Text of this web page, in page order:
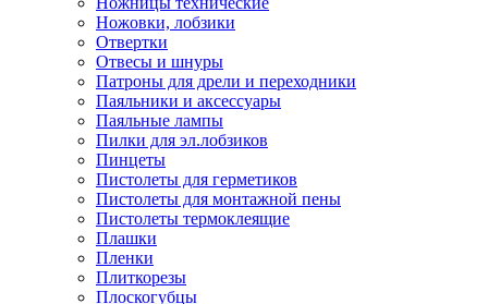
Ножовки, лобзики
Отвертки
Отвесы и шнуры
Патроны для дрели и переходники
Паяльники и аксессуары
Паяльные лампы
Пилки для эл.лобзиков
Пинцеты
Пистолеты для герметиков
Пистолеты для монтажной пены
Пистолеты термоклеящие
Плашки
Пленки
Плиткорезы
Плоскогубцы